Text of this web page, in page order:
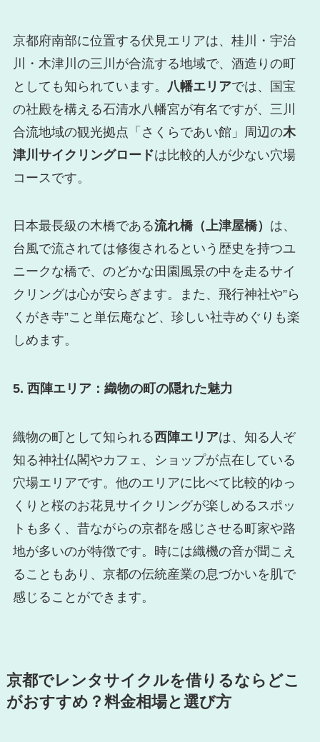
京都府南部に位置する伏見エリアは、桂川・宇治
川・木津川の三川が合流する地域で、酒造りの町
としても知られています。
八幡エリアでは、国宝
の社殿を構える石清水八幡宮が有名ですが、三川
合流地域の観光拠点「さくらであい館」周辺の木
津川サイクリングロードは比較的人が少ない穴場
コースです。
日本最長級の木橋である流れ橋（上津屋橋） は、
台風で流されては修復されるという歴史を持つユ
ニークな橋で、のどかな田園風景の中を走るサイ
クリングは心が安らぎます。また、飛行神社や”ら
くがき寺”こと単伝庵など、珍しい社寺めぐりも楽
しめます。
5. 西陣エリア：織物の町の隠れた魅力
織物の町として知られる西陣エリアは、知る人ぞ
知る神社仏閣やカフェ、ショップが点在している
穴場エリアです。他のエリアに比べて比較的ゆっ
くりと桜のお花見サイクリングが楽しめるスポッ
トも多く、昔ながらの京都を感じさせる町家や路
地が多いのが特徴です。時には織機の音が聞こえ
ることもあり、京都の伝統産業の息づかいを肌で
感じることができます。
京都でレンタサイクルを借りるならどこ
がおすすめ？料金相場と選び方